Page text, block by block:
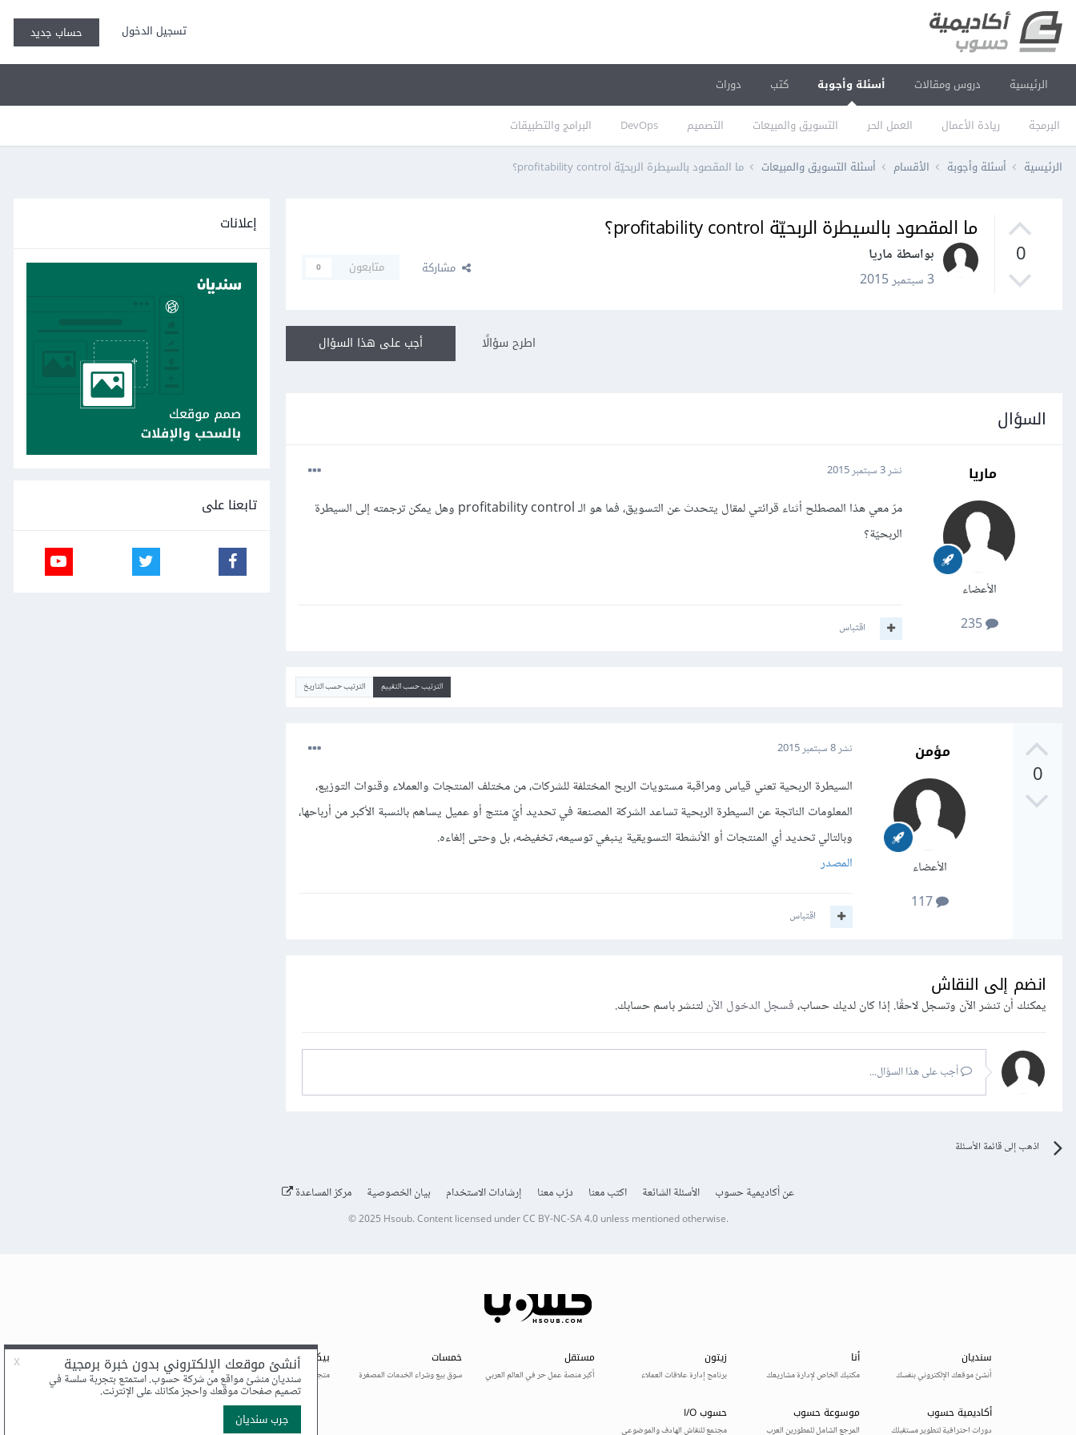
تسجيل الدخول حساب جديد
الرئيسية دروس ومقالات أسئلة وأجوبة
البرمجة ريادة الأعمال العمل الحر التسويق والمبيعات التصميم DevOps البرامج والتطبيقات
كتب دورات
الرئيسية أسئلة وأجوبة الأقسام أسئلة التسويق والمبيعات ما المقصود بالسيطرة الربحيّة profitability control؟
0
ما المقصود بالسيطرة الربحيّة profitability control؟
بواسطة ماريا
3 سبتمبر 2015
مشاركة متابعون 0
أجب على هذا السؤال اطرح سؤالًا
السؤال
ماريا
الأعضاء
235
نشر3 سبتمبر 2015
مرّ معي هذا المصطلح أثناء قرائتي لمقال يتحدث عن التسويق، فما هو الـ profitability control وهل يمكن ترجمته إلى السيطرة
الربحيّة؟
اقتباس
الترتيب حسب التقييم الترتيب حسب التاريخ
0
مؤمن
الأعضاء
117
نشر8 سبتمبر 2015
السيطرة الربحية تعني قياس ومراقبة مستويات الربح المختلفة للشركات، من مختلف المنتجات والعملاء وقنوات التوزيع،
المعلومات الناتجة عن السيطرة الربحية تساعد الشركة المصنعة في تحديد أيّ منتج أو عميل يساهم بالنسبة الأكبر من أرباحها،
وبالتالي تحديد أي المنتجات أو الأنشطة التسويقية ينبغي توسيعه، تخفيضه، بل وحتى إلغاءه.
المصدر
اقتباس
انضم إلى النقاش
يمكنك أن تنشر الآن وتسجل لاحقًا. إذا كان لديك حساب،فسجل الدخول الآنلتنشر باسم حسابك.
أجب على هذا السؤال...
اذهب إلى قائمة الأسئلة
إعلانات
تابعنا على
عن أكاديمية حسوب الأسئلة الشائعة اكتب معنا درّب معنا إرشادات الاستخدام بيان الخصوصية مركز المساعدة
© 2025 Hsoub.Content licensed underCC BY-NC-SA 4.0unless mentioned otherwise.